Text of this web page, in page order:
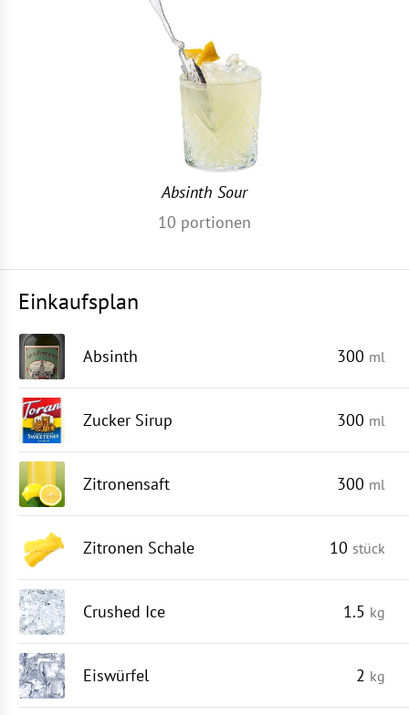
Absinth Sour
10 portionen
Einkaufsplan
Absinth 300 ml
Zucker Sirup 300 ml
Zitronensaft 300 ml
Zitronen Schale 10 stück
Crushed Ice 1.5 kg
Eiswürfel 2 kg